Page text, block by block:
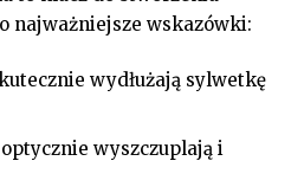
najważniejsze wskazówki:
wydłużają sylwetkę
wyszczuplają i